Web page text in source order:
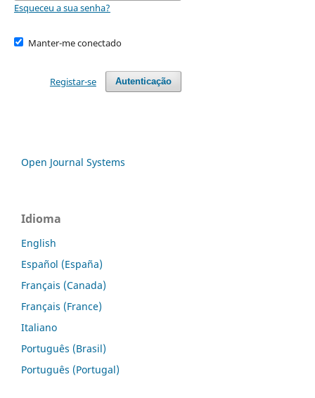
Esqueceu a sua senha?
Manter-me conectado
Autenticação
Registar-se
Open Journal Systems
Idioma
English
Español (España)
Français (Canada)
Français (France)
Italiano
Português (Brasil)
Português (Portugal)